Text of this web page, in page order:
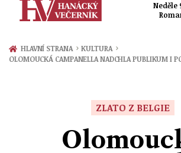
Neděle
Zprávy
Ekonomika
HLAVNÍ STRANA › KULTURA ›
OLOMOUCKÁ CAMPANELLA NADCHLA PUBLIKUM I
ZLATO Z BELGIE